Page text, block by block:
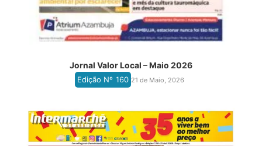
Jornal Valor Local – Maio 2026
Edição Nº 160 21 de Maio, 2026